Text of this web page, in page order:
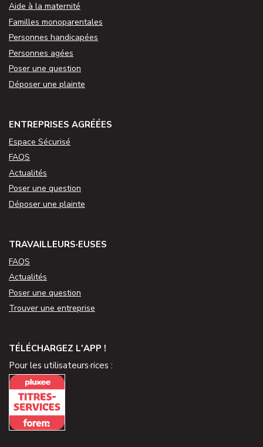
Aide à la maternité
Familles monoparentales
Personnes handicapées
Personnes agées
Poser une question
Déposer une plainte
ENTREPRISES AGRÉÉES
Espace Sécurisé
FAQS
Actualités
Poser une question
Déposer une plainte
TRAVAILLEURS·EUSES
FAQS
Actualités
Poser une question
Trouver une entreprise
TÉLÉCHARGEZ L'APP !
Pour les utilisateurs·rices :